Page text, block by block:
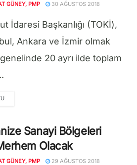
GÜNEY, PMP 30 AĞUSTOS 2018
İdaresi Başkanlığı (TOKİ),
Ankara ve İzmir olmak
20 ayrı ilde toplam
DETAILS
Sanayi Bölgeleri
Olacak
GÜNEY, PMP 29 AĞUSTOS 2018